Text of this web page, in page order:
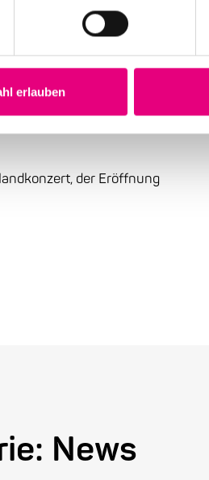
erlauben
Masekela erliegt einem
einzigartigen
hinaus wirken und
der Eröffnung
News